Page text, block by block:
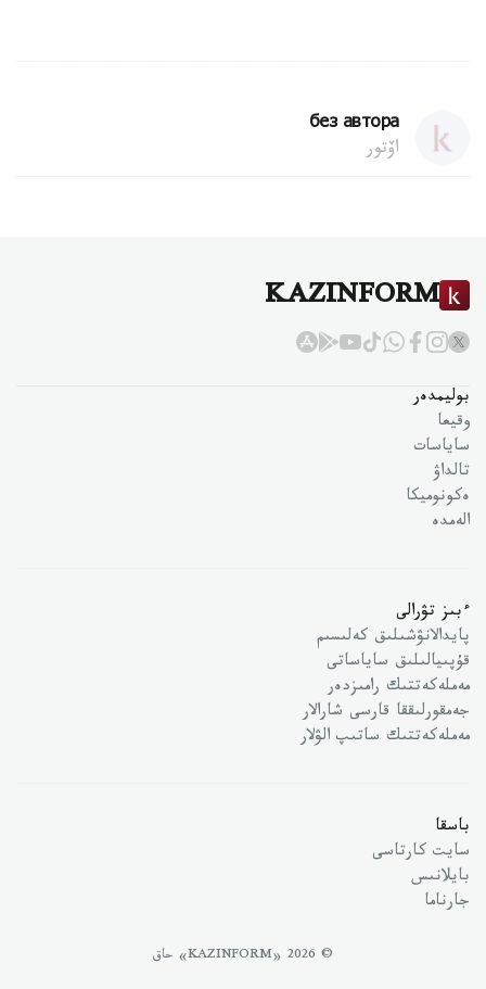
без автора
اۆتور
KAZINFORM
بوليمدەر
وقيعا
ساياسات
تالداۋ
ەكونوميكا
الەمدە
ءبىز تۋرالى
پايدالانۋشىلىق كەلىسىم
قۇپىيالىلىق ساياساتى
مەملەكەتتىك رامىزدەر
جەمقورلىققا قارسى شارالار
مەملەكەتتىك ساتىپ الۋلار
باسقا
سايت كارتاسى
بايلانىس
جارناما
© 2026 «KAZINFORM» حاق